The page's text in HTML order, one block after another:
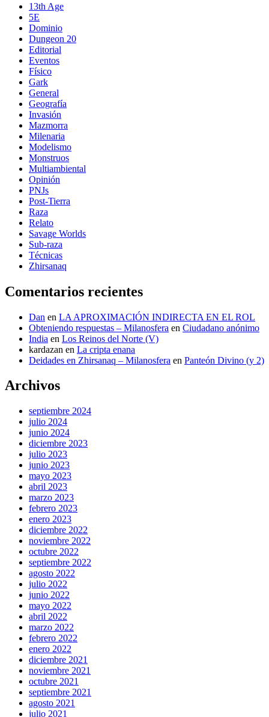
13th Age
5E
Dominio
Dungeon 20
Editorial
Eventos
Físico
Gark
General
Geografía
Invasión
Mazmorra
Milenaria
Modelismo
Monstruos
Multiambiental
Opinión
PNJs
Post-Tierra
Raza
Relato
Savage Worlds
Sub-raza
Técnicas
Zhirsanaq
Comentarios recientes
Dan en LA APROXIMACIÓN INDIRECTA EN EL ROL
Obteniendo respuestas – Milanosfera en Ciudadano anónimo
India en Los Reinos del Norte (V)
kardazan en La cripta enana
Deidades en Zhirsanaq – Milanosfera en Panteón Divino (y 2)
Archivos
septiembre 2024
julio 2024
junio 2024
diciembre 2023
julio 2023
junio 2023
mayo 2023
abril 2023
marzo 2023
febrero 2023
enero 2023
diciembre 2022
noviembre 2022
octubre 2022
septiembre 2022
agosto 2022
julio 2022
junio 2022
mayo 2022
abril 2022
marzo 2022
febrero 2022
enero 2022
diciembre 2021
noviembre 2021
octubre 2021
septiembre 2021
agosto 2021
julio 2021